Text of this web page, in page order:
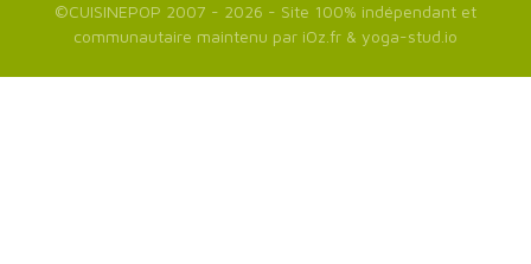
©CUISINEPOP 2007 - 2026 - Site 100% indépendant et
communautaire maintenu par iOz.fr & yoga-stud.io